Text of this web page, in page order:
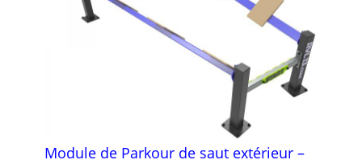
Module de Parkour de saut extérieur –